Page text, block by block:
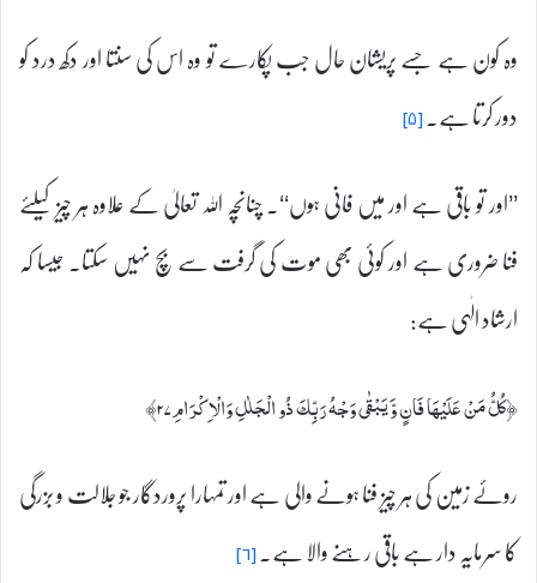
وہ کون ہے جسے پریشان حال جب پکارے تو وہ اس کی سنتا اور دکھ درد کو
دور کرتا ہے۔[۵]
’’اور تو باقی ہے اور میں فانی ہوں‘‘۔ چنانچہ اللہ تعالیٰ کے علاوہ ہر چیز کیلئے
فنا ضروری ہے اور کوئی بھی موت کی گرفت سے بچ نہیں سکتا۔ جیسا کہ
ارشاد الٰہی ہے:
﴿كُلُّ مَنْ عَلَيْہَا فَانٍ وَّيَبْقٰى وَجْہُ رَبِّكَ ذُو الْجَلٰلِ وَالْاِكْرَامِ۲۷﴾
روئے زمین کی ہر چیز فنا ہونے والی ہے اور تمہارا پروردگار جو جلالت و بزرگی
کا سرمایہ دار ہے باقی رہنے والا ہے۔[۶]